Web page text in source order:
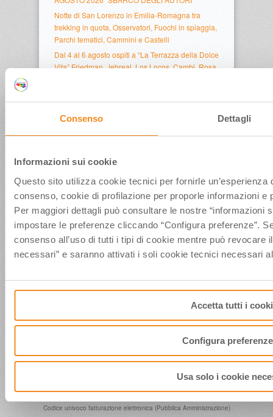
Consenso Dettagli
Informazioni sui cookie
Questo sito utilizza cookie tecnici per fornirle
consenso, cookie di profilazione per proporle informazioni e
Per maggiori dettagli può consultare le nostre “informazioni
impostare le preferenze cliccando “Configura preferenze”.
consenso all’uso di tutti i tipi di cookie mentre può revocare
necessari” e saranno attivati i soli cookie tecnici necessari
Accetta tutti i
Configura preferenze
Usa solo i cookie
Notte di San Lorenzo in Emilia-Romagna tra
trekking in quota, Osservatori, Fuochi in spiaggia,
Parchi tematici, Cammini e Castelli
Dal 4 al 6 agosto ospiti a “La Terrazza della Dolce
Vita” Friedman, Jebreal, Los Locos, Cambi, Rosa
Sergio
Codice univoco fatturazione elettronica (Pubblica Amministrazione)